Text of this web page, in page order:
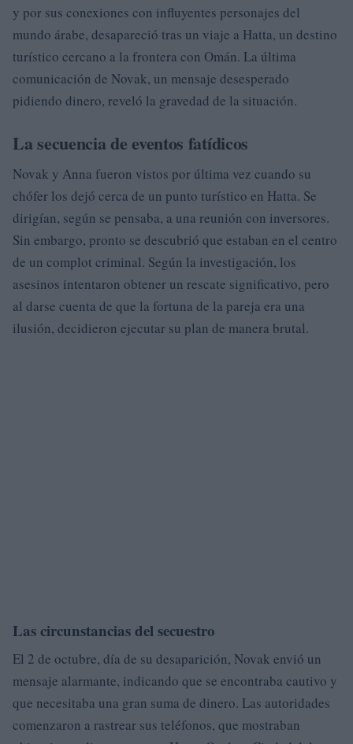
y por sus conexiones con influyentes personajes del
mundo árabe, desapareció tras un viaje a Hatta, un destino
turístico cercano a la frontera con Omán. La última
comunicación de Novak, un mensaje desesperado
pidiendo dinero, reveló la gravedad de la situación.
La secuencia de eventos fatídicos
Novak y Anna fueron vistos por última vez cuando su
chófer los dejó cerca de un punto turístico en Hatta. Se
dirigían, según se pensaba, a una reunión con inversores.
Sin embargo, pronto se descubrió que estaban en el centro
de un complot criminal. Según la investigación, los
asesinos intentaron obtener un rescate significativo, pero
al darse cuenta de que la fortuna de la pareja era una
ilusión, decidieron ejecutar su plan de manera brutal.
Las circunstancias del secuestro
El 2 de octubre, día de su desaparición, Novak envió un
mensaje alarmante, indicando que se encontraba cautivo y
que necesitaba una gran suma de dinero. Las autoridades
comenzaron a rastrear sus teléfonos, que mostraban